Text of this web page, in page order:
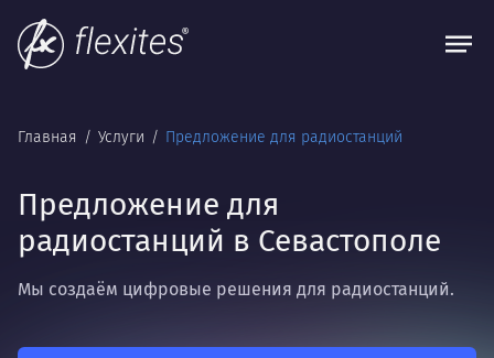
Главная Услуги Предложение для радиостанций
Предложение для
радиостанций в Севастополе
Мы создаём цифровые решения для радиостанций.